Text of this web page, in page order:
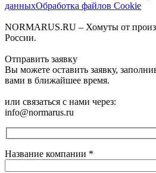
данныхОбработка файлов Cookie
NORMARUS.RU – Хомуты от
России.
Отправить заявку
Вы можете оставить заявку,
вами в ближайшее время.
или связаться с нами через:
info@normarus.ru
Название компании *